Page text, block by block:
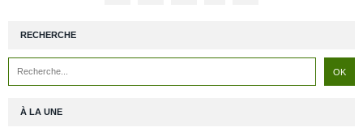
RECHERCHE
À LA UNE